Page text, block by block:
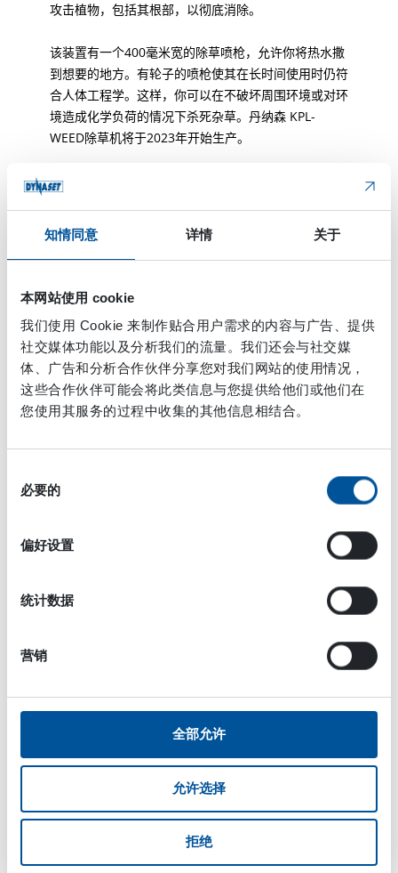
知情同意 详情 关于
本网站使用 cookie
我们使用 Cookie 来制作贴合用户需求的内容与广告、提供
社交媒体功能以及分析我们的流量。我们还会与社交媒
体、广告和分析合作伙伴分享您对我们网站的使用情况，
这些合作伙伴可能会将此类信息与您提供给他们或他们在
您使用其服务的过程中收集的其他信息相结合。
必要的
偏好设置
统计数据
营销
全部允许
允许选择
拒绝
攻击植物，包括其根部，以彻底消除。
该装置有一个400毫米宽的除草喷枪，允许你将热水撒
到想要的地方。有轮子的喷枪使其在长时间使用时仍符
合人体工程学。这样，你可以在不破坏周围环境或对环
境造成化学负荷的情况下杀死杂草。丹纳森 KPL-
WEED除草机将于2023年开始生产。
点击这里阅读更多关于KPL-
WEED除草机的信息!